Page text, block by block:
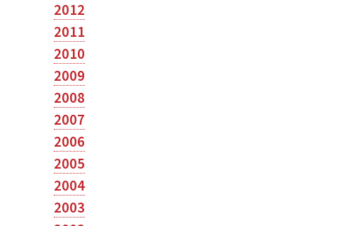
2012
2011
2010
2009
2008
2007
2006
2005
2004
2003